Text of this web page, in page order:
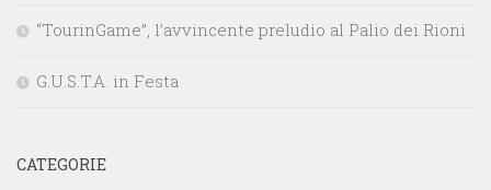
“TourinGame”, l’avvincente preludio al Palio dei Rioni
G.U.S.T.A. in Festa
CATEGORIE